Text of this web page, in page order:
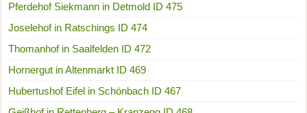
Pferdehof Siekmann in Detmold ID 475
Joselehof in Ratschings ID 474
Thomanhof in Saalfelden ID 472
Hornergut in Altenmarkt ID 469
Hubertushof Eifel in Schönbach ID 467